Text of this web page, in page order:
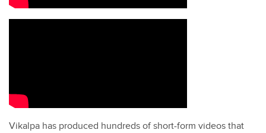
Vikalpa has produced hundreds of short-form videos that